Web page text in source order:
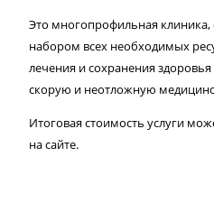
Это многопрофильная
набором всех необходимых
лечения и сохранения
скорую и неотложную
Итоговая стоимость услуги
на сайте.